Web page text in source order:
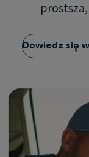
Dowiedz się